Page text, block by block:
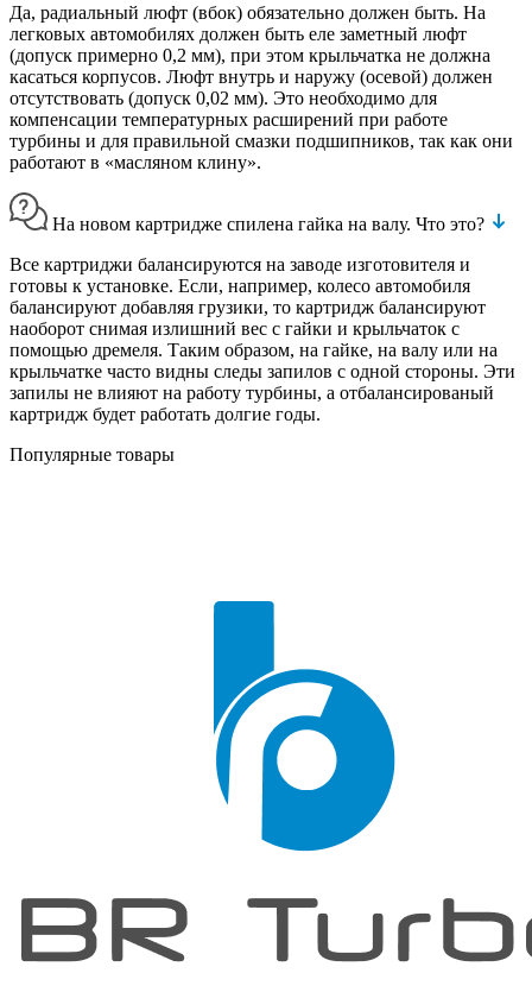
Да, радиальный люфт (вбок) обязательно должен быть. На
легковых автомобилях должен быть еле заметный люфт
(допуск примерно 0,2 мм), при этом крыльчатка не должна
касаться корпусов. Люфт внутрь и наружу (осевой) должен
отсутствовать (допуск 0,02 мм). Это необходимо для
компенсации температурных расширений при работе
турбины и для правильной смазки подшипников, так как они
работают в «масляном клину».
На новом картридже спилена гайка на валу. Что это?
Все картриджи балансируются на заводе изготовителя и
готовы к установке. Если, например, колесо автомобиля
балансируют добавляя грузики, то картридж балансируют
наоборот снимая излишний вес с гайки и крыльчаток с
помощью дремеля. Таким образом, на гайке, на валу или на
крыльчатке часто видны следы запилов с одной стороны. Эти
запилы не влияют на работу турбины, а отбалансированый
картридж будет работать долгие годы.
Популярные товары